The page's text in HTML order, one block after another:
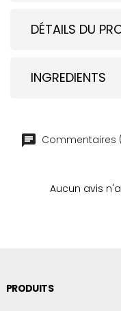
DÉTAILS DU
INGREDIENTS
Commentaires
Aucun avis
PRODUITS